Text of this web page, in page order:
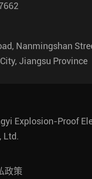
Nanmingshan
Jiangsu Province
Explosion-Proof
Ltd.
政策